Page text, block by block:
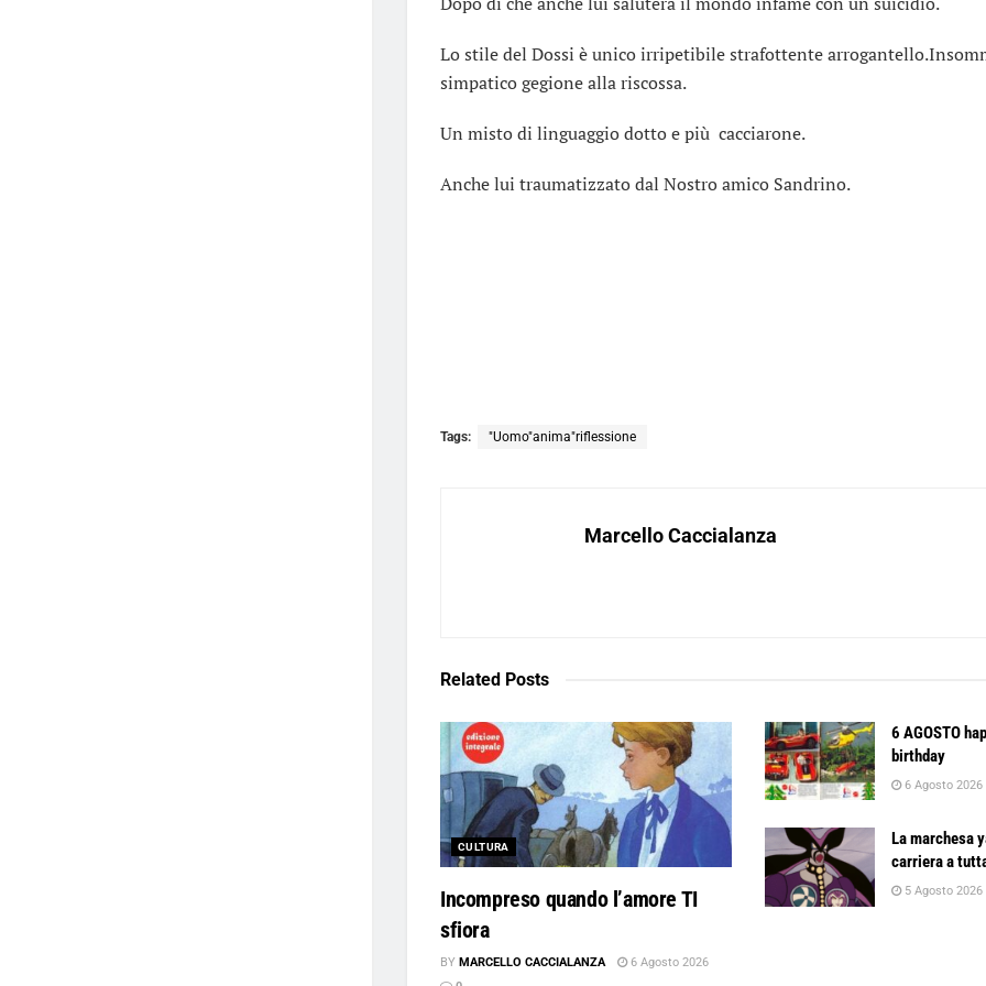
Lo stile del Dossi è unico irripetibile strafottente
simpatico gegione alla riscossa.
Un misto di linguaggio dotto e più cacciarone.
Anche lui traumatizzato dal Nostro amico Sandrino.
Tags: "Uomo"anima"riflessione
Marcello Caccialanza
Related Posts
CULTURA
Incompreso quando l’amore TI
sfiora
BY MARCELLO CACCIALANZA
6 Agosto 2026
6 AGOSTO
birthday
6 Agosto 2026
La marchesa
carriera a
5 Agosto 2026